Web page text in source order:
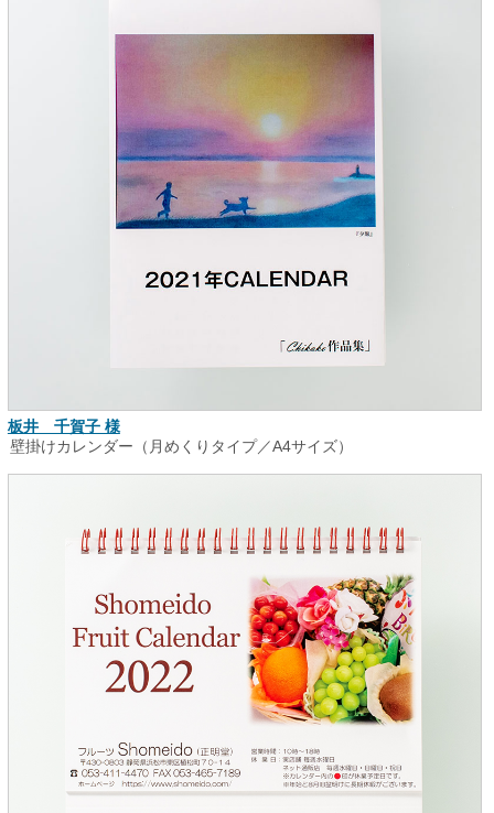
板井 千賀子 様
壁掛けカレンダー（月めくりタイプ／A4サイズ）